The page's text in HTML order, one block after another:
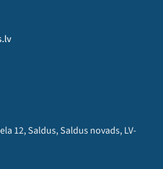
12, Saldus, Saldus novads, LV-